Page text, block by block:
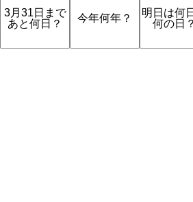
3月31日まで
あと何日？
今年何年？
明日は何
何の日？